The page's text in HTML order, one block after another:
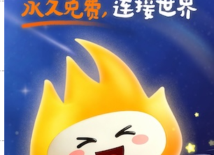
支持
支持 反对 [0]